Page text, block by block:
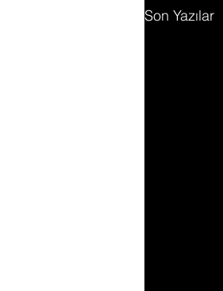
Son Yazılar